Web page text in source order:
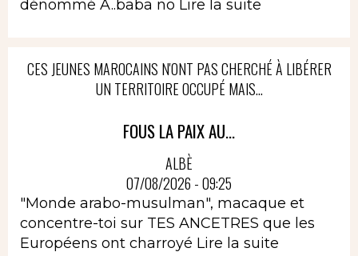
dénommé A..baba no Lire la suite
CES JEUNES MAROCAINS N'ONT PAS CHERCHÉ À LIBÉRER
UN TERRITOIRE OCCUPÉ MAIS...
FOUS LA PAIX AU...
ALBÈ
07/08/2026 - 09:25
"Monde arabo-musulman", macaque et
concentre-toi sur TES ANCETRES que les
Européens ont charroyé Lire la suite